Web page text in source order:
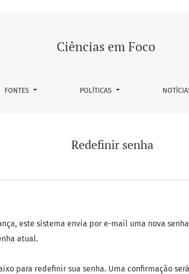
Ciências em Foco
FONTES POLÍTICAS
Redefinir senha
este sistema envia por e-mail uma nova
atual.
para redefinir sua senha. Uma confirmação